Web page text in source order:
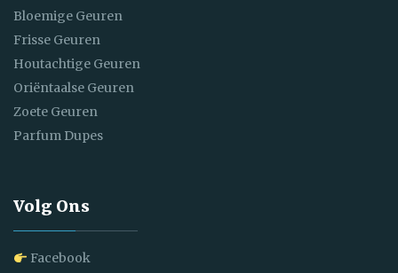
Bloemige Geuren
Frisse Geuren
Houtachtige Geuren
Oriëntaalse Geuren
Zoete Geuren
Parfum Dupes
Volg Ons
Facebook